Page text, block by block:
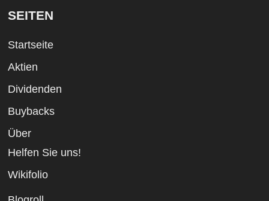
SEITEN
Startseite
Aktien
Dividenden
Buybacks
Über
Helfen Sie uns!
Wikifolio